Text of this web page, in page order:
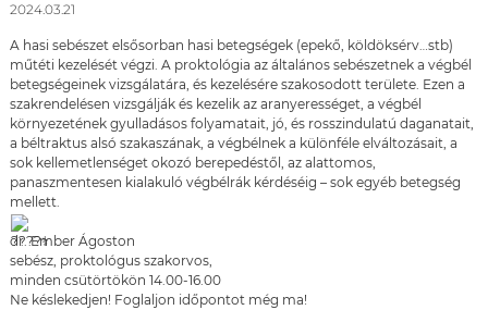
2024.03.21
A hasi sebészet elsősorban hasi betegségek (epekő, köldöksérv…stb)
műtéti kezelését végzi. A proktológia az általános sebészetnek a végbél
betegségeinek vizsgálatára, és kezelésére szakosodott területe. Ezen a
szakrendelésen vizsgálják és kezelik az aranyerességet, a végbél
környezetének gyulladásos folyamatait, jó, és rosszindulatú daganatait,
a béltraktus alsó szakaszának, a végbélnek a különféle elváltozásait, a
sok kellemetlenséget okozó berepedéstől, az alattomos,
panaszmentesen kialakuló végbélrák kérdéséig – sok egyéb betegség
mellett.
dr. Ember Ágoston
sebész, proktológus szakorvos,
minden csütörtökön 14.00-16.00
Ne késlekedjen! Foglaljon időpontot még ma!